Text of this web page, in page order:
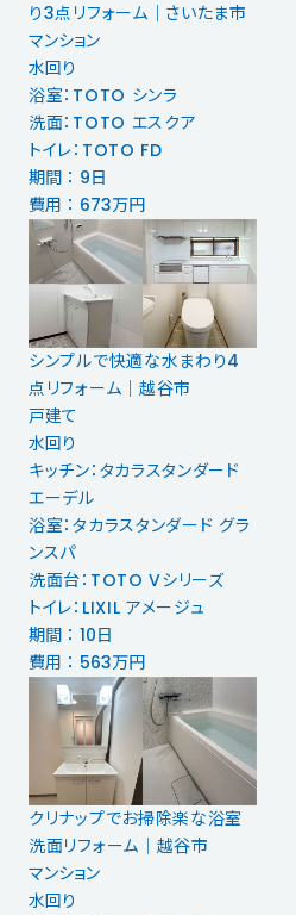
り3点リフォーム｜さいたま市
マンション
水回り
浴室：TOTO シンラ
洗面：TOTO エスクア
トイレ：TOTO FD
期間 ： 9日
費用 ： 673万円
シンプルで快適な水まわり4
点リフォーム｜越谷市
戸建て
水回り
キッチン：タカラスタンダード
エーデル
浴室：タカラスタンダード グラ
ンスパ
洗面台：TOTO Vシリーズ
トイレ：LIXIL アメージュ
期間 ： 10日
費用 ： 563万円
クリナップでお掃除楽な浴室
洗面リフォーム│越谷市
マンション
水回り